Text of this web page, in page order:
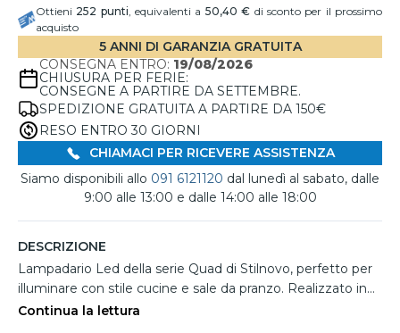
Ottieni 252 punti, equivalenti a 50,40 € di sconto per il prossimo
acquisto
5 ANNI DI GARANZIA GRATUITA
CONSEGNA ENTRO: 19/08/2026
CHIUSURA PER FERIE:
CONSEGNE A PARTIRE DA SETTEMBRE.
SPEDIZIONE GRATUITA A PARTIRE DA 150€
RESO ENTRO 30 GIORNI
CHIAMACI PER RICEVERE ASSISTENZA
Siamo disponibili allo 091 6121120 dal lunedì al sabato, dalle
9:00 alle 13:00 e dalle 14:00 alle 18:00
DESCRIZIONE
Lampadario Led della serie Quad di Stilnovo, perfetto per
illuminare con stile cucine e sale da pranzo. Realizzato in
alluminio pressofuso nero, presenta un design essenziale
Continua la lettura